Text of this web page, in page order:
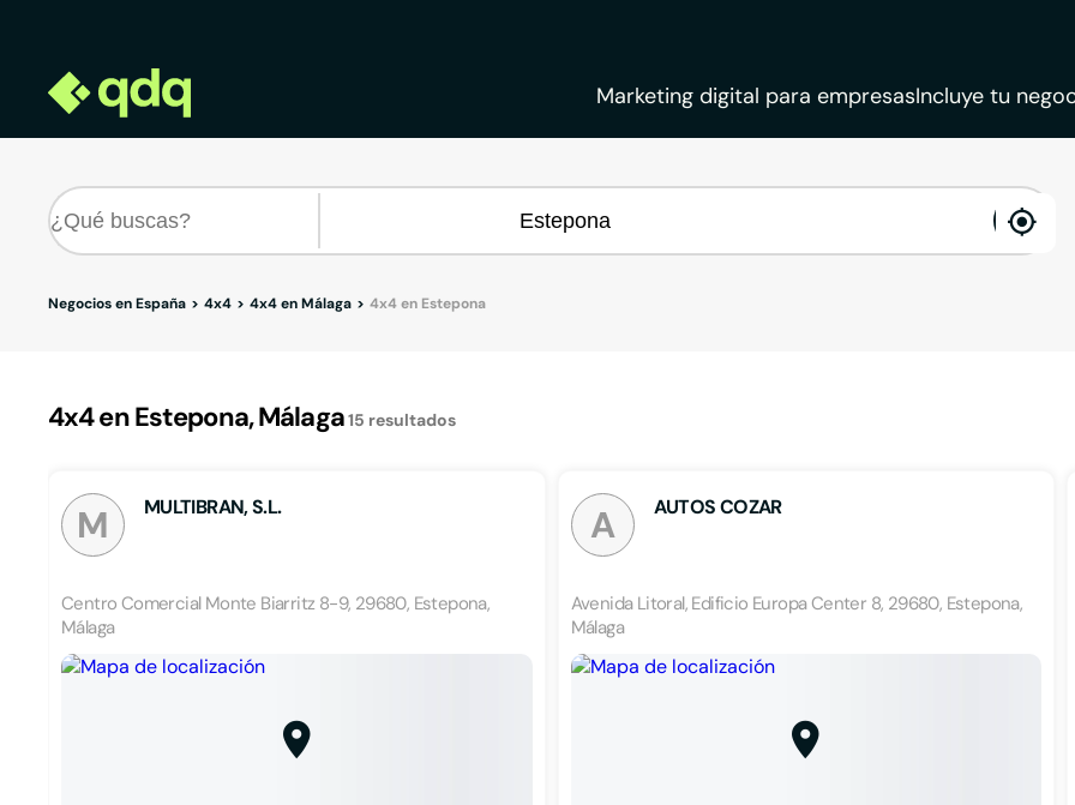
Marketing digital para empresasIncluye tu
Negocios en España 4x4 4x4 en Málaga 4x4 en Estepona
4x4 en Estepona, Málaga15 resultados
M MULTIBRAN, S.L.
Centro Comercial Monte Biarritz 8-9, 29680, Estepona,
Málaga
A AUTOS COZAR
Avenida Litoral, Edificio Europa Center 8, 29680, Estepona,
Málaga